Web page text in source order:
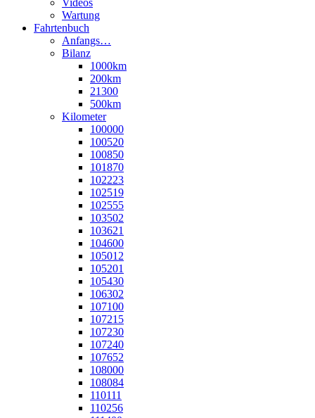
Wartung
Fahrtenbuch
Anfangs…
Bilanz
1000km
200km
21300
500km
Kilometer
100000
100520
100850
101870
102223
102519
102555
103502
103621
104600
105012
105201
105430
106302
107100
107215
107230
107240
107652
108000
108084
110111
110256